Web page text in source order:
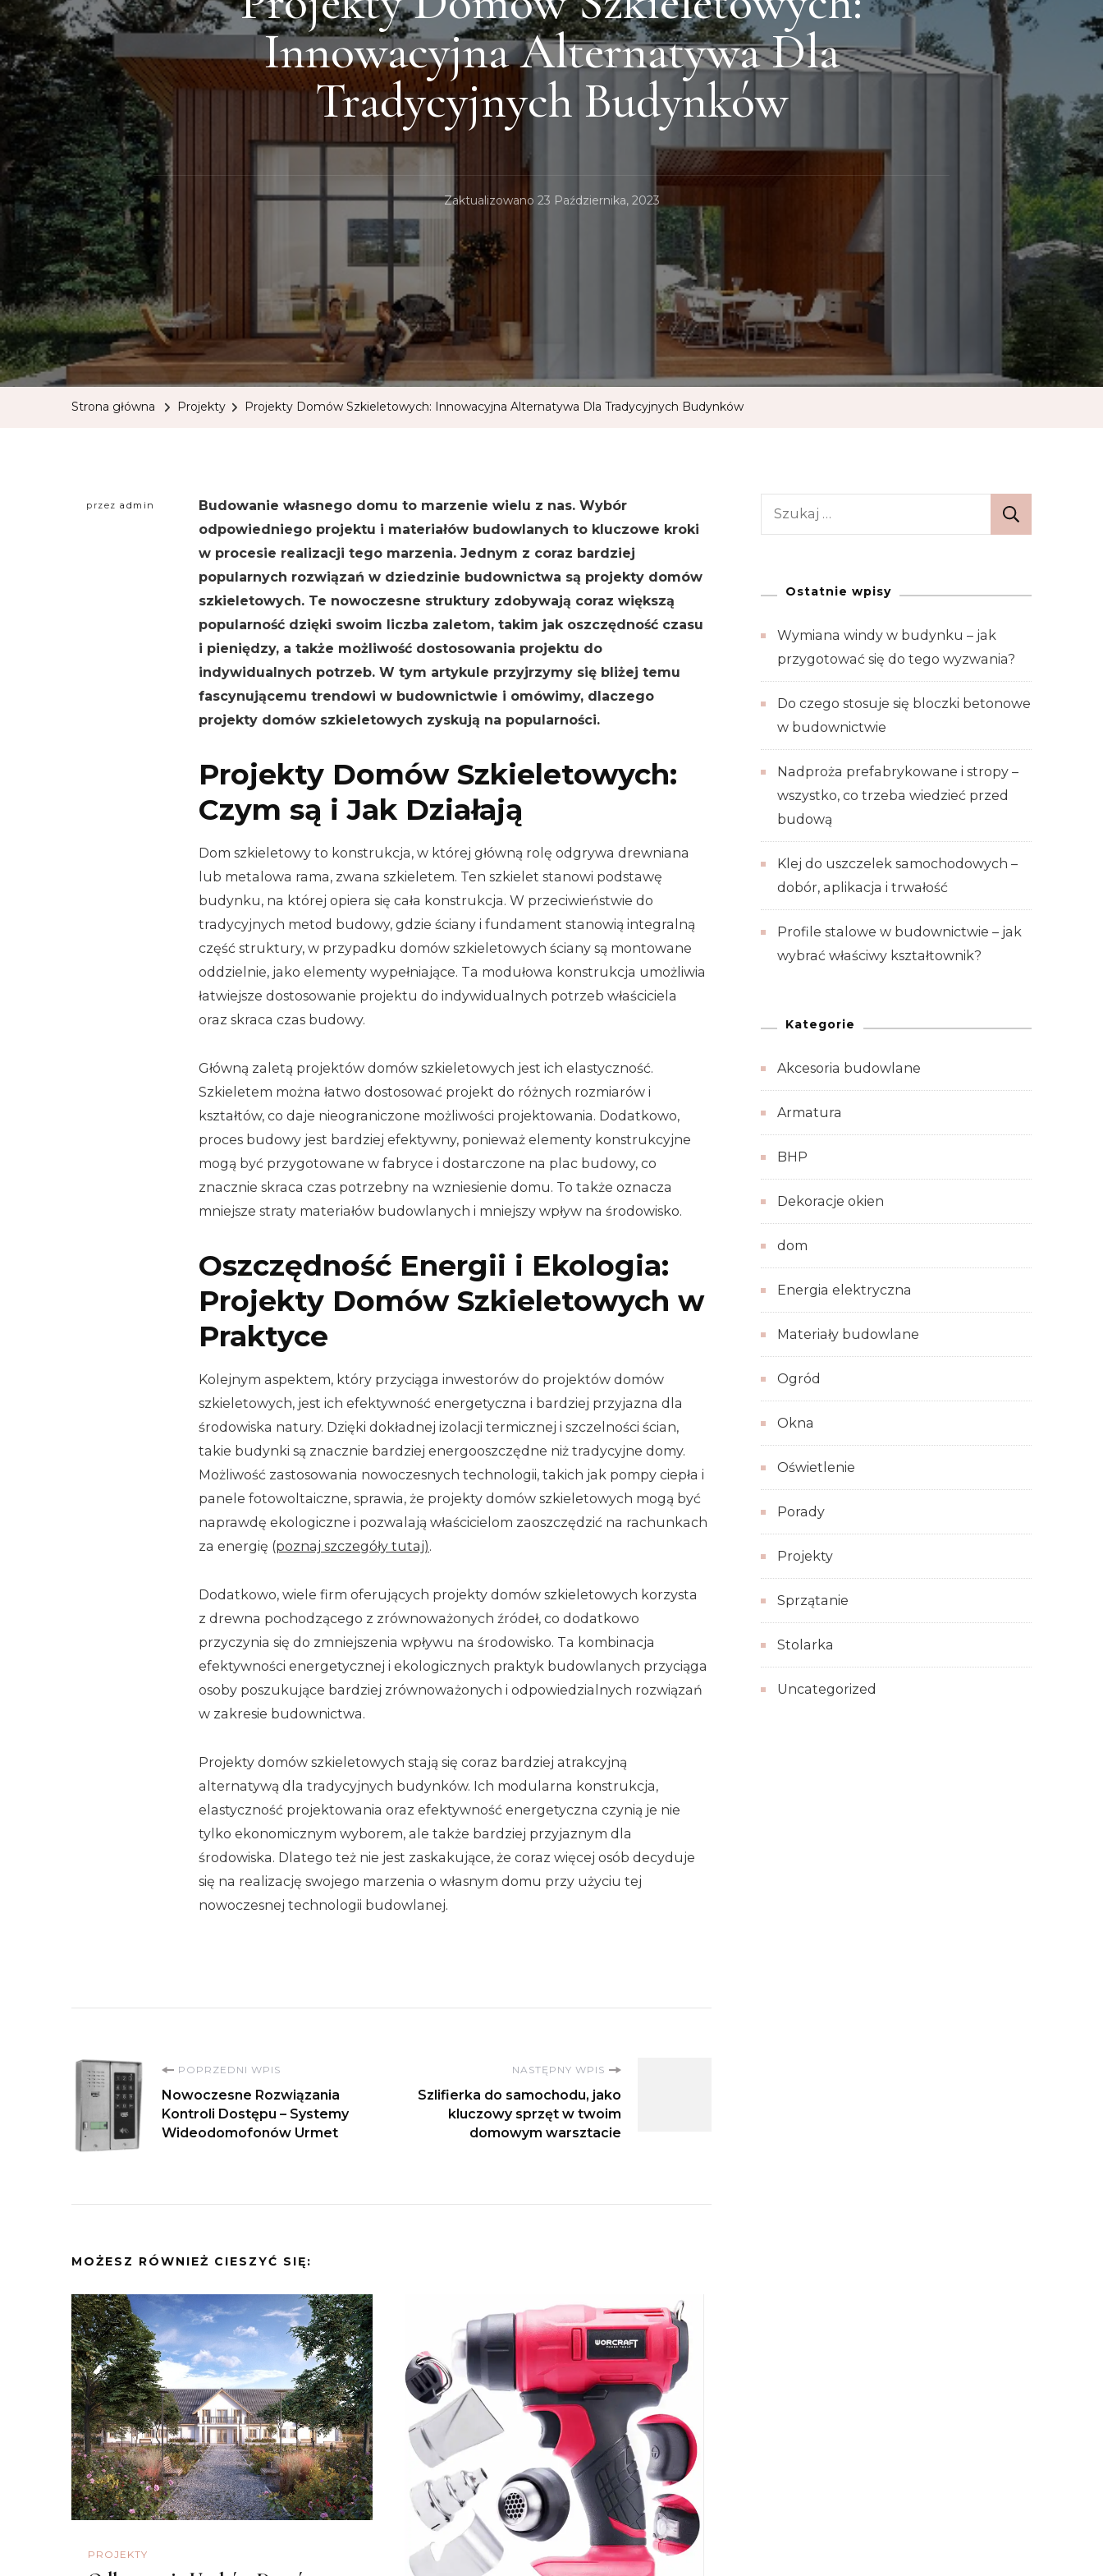
Innowacyjna Alternatywa Dla
Tradycyjnych Budynków
Zaktualizowano 23 Października, 2023
Strona główna Projekty Projekty Domów Szkieletowych: Innowacyjna Alternatywa Dla Tradycyjnych Budynków
przezadmin
Budowanie własnego domu to marzenie wielu z nas. Wybór
odpowiedniego projektu i materiałów budowlanych to kluczowe kroki
w procesie realizacji tego marzenia. Jednym z coraz bardziej
popularnych rozwiązań w dziedzinie budownictwa są projekty domów
szkieletowych. Te nowoczesne struktury zdobywają coraz większą
popularność dzięki swoim liczba zaletom, takim jak oszczędność czasu
i pieniędzy, a także możliwość dostosowania projektu do
indywidualnych potrzeb. W tym artykule przyjrzymy się bliżej temu
fascynującemu trendowi w budownictwie i omówimy, dlaczego
projekty domów szkieletowych zyskują na popularności.
Projekty Domów Szkieletowych:
Czym są i Jak Działają
Dom szkieletowy to konstrukcja, w której główną rolę odgrywa drewniana
lub metalowa rama, zwana szkieletem. Ten szkielet stanowi podstawę
budynku, na której opiera się cała konstrukcja. W przeciwieństwie do
tradycyjnych metod budowy, gdzie ściany i fundament stanowią integralną
część struktury, w przypadku domów szkieletowych ściany są montowane
oddzielnie, jako elementy wypełniające. Ta modułowa konstrukcja umożliwia
łatwiejsze dostosowanie projektu do indywidualnych potrzeb właściciela
oraz skraca czas budowy.
Główną zaletą projektów domów szkieletowych jest ich elastyczność.
Szkieletem można łatwo dostosować projekt do różnych rozmiarów i
kształtów, co daje nieograniczone możliwości projektowania. Dodatkowo,
proces budowy jest bardziej efektywny, ponieważ elementy konstrukcyjne
mogą być przygotowane w fabryce i dostarczone na plac budowy, co
znacznie skraca czas potrzebny na wzniesienie domu. To także oznacza
mniejsze straty materiałów budowlanych i mniejszy wpływ na środowisko.
Oszczędność Energii i Ekologia:
Projekty Domów Szkieletowych w
Praktyce
Kolejnym aspektem, który przyciąga inwestorów do projektów domów
szkieletowych, jest ich efektywność energetyczna i bardziej przyjazna dla
środowiska natury. Dzięki dokładnej izolacji termicznej i szczelności ścian,
takie budynki są znacznie bardziej energooszczędne niż tradycyjne domy.
Możliwość zastosowania nowoczesnych technologii, takich jak pompy ciepła i
panele fotowoltaiczne, sprawia, że ​​projekty domów szkieletowych mogą być
naprawdę ekologiczne i pozwalają właścicielom zaoszczędzić na rachunkach
za energię (poznaj szczegóły tutaj).
Dodatkowo, wiele firm oferujących projekty domów szkieletowych korzysta
z drewna pochodzącego z zrównoważonych źródeł, co dodatkowo
przyczynia się do zmniejszenia wpływu na środowisko. Ta kombinacja
efektywności energetycznej i ekologicznych praktyk budowlanych przyciąga
osoby poszukujące bardziej zrównoważonych i odpowiedzialnych rozwiązań
w zakresie budownictwa.
Projekty domów szkieletowych stają się coraz bardziej atrakcyjną
alternatywą dla tradycyjnych budynków. Ich modularna konstrukcja,
elastyczność projektowania oraz efektywność energetyczna czynią je nie
tylko ekonomicznym wyborem, ale także bardziej przyjaznym dla
środowiska. Dlatego też nie jest zaskakujące, że coraz więcej osób decyduje
się na realizację swojego marzenia o własnym domu przy użyciu tej
nowoczesnej technologii budowlanej.
Nawigacja
wpisu
POPRZEDNI WPIS
Nowoczesne Rozwiązania
Kontroli Dostępu – Systemy
Wideodomofonów Urmet
NASTĘPNY WPIS
Szlifierka do samochodu, jako
kluczowy sprzęt w twoim
domowym warsztacie
MOŻESZ RÓWNIEŻ CIESZYĆ SIĘ:
PROJEKTY
Szukaj:
Ostatnie wpisy
Wymiana windy w budynku – jak
przygotować się do tego wyzwania?
Do czego stosuje się bloczki betonowe
w budownictwie
Nadproża prefabrykowane i stropy –
wszystko, co trzeba wiedzieć przed
budową
Klej do uszczelek samochodowych –
dobór, aplikacja i trwałość
Profile stalowe w budownictwie – jak
wybrać właściwy kształtownik?
Kategorie
Akcesoria budowlane
Armatura
BHP
Dekoracje okien
dom
Energia elektryczna
Materiały budowlane
Ogród
Okna
Oświetlenie
Porady
Projekty
Sprzątanie
Stolarka
Uncategorized